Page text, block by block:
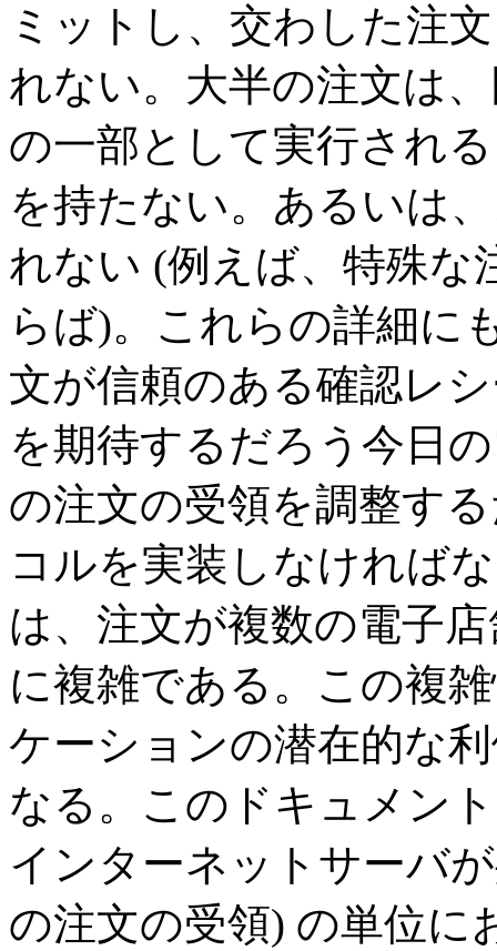
ミットし、交わした注
れない。大半の注文は
の一部として実行され
を持たない。あるいは
れない (例えば、特殊な
らば)。これらの詳細に
文が信頼のある確認レ
を期待するだろう今日
の注文の受領を調整す
コルを実装しなければ
は、注文が複数の電子
に複雑である。この複
ケーションの潜在的な
なる。このドキュメン
インターネットサーバ
の注文の受領) の単位に